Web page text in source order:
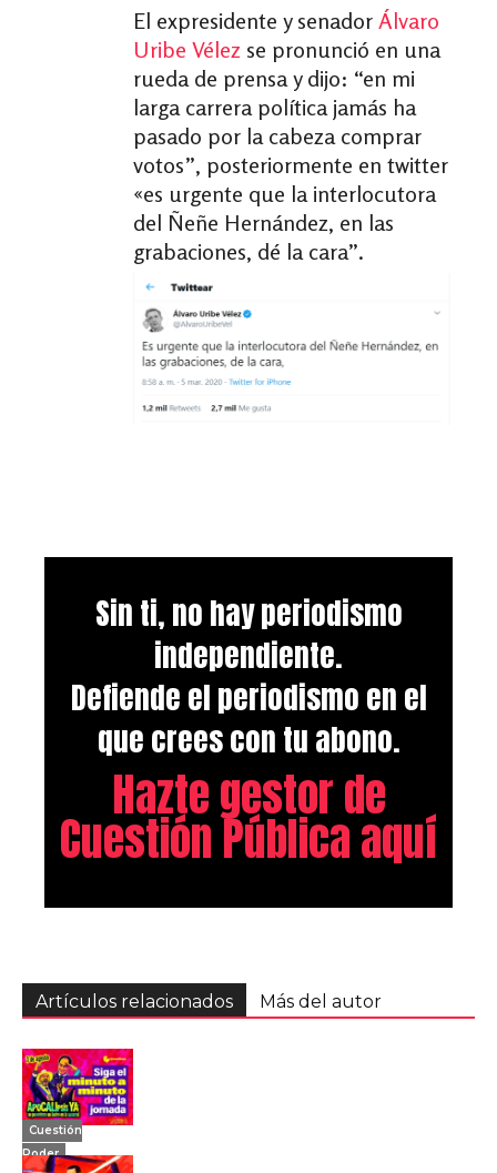
El expresidente y senador Álvaro
Uribe Vélez se pronunció en una
rueda de prensa y dijo: “en mi
larga carrera política jamás ha
pasado por la cabeza comprar
votos”, posteriormente en twitter
«es urgente que la interlocutora
del Ñeñe Hernández, en las
grabaciones, dé la cara”.
Sin ti, no hay periodismo
independiente.
Defiende el periodismo en el
que crees con tu abono.
Hazte gestor de
Cuestión Pública aquí
Artículos relacionados Más del autor
Cuestión
Poder